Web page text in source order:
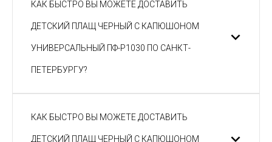
КАК БЫСТРО ВЫ МОЖЕТЕ ДОСТАВИТЬ
ДЕТСКИЙ ПЛАЩ ЧЕРНЫЙ С КАПЮШОНОМ
УНИВЕРСАЛЬНЫЙ ПФ-P1030 ПО САНКТ-
ПЕТЕРБУРГУ?
КАК БЫСТРО ВЫ МОЖЕТЕ ДОСТАВИТЬ
ДЕТСКИЙ ПЛАЩ ЧЕРНЫЙ С КАПЮШОНОМ